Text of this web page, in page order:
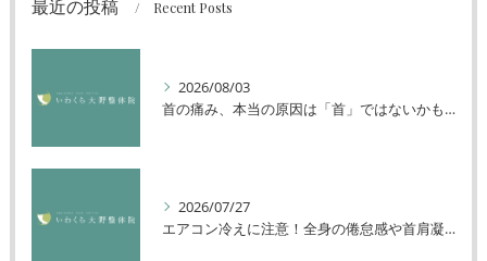
最近の投稿 Recent Posts
2026/08/03
首の痛み、本当の原因は「首」ではないかもしれません
2026/07/27
エアコン冷えに注意！全身の倦怠感や首肩凝りを解消する方法